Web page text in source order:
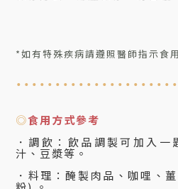
*如有特殊疾病請遵照醫師指示食
◎食用方式參考
．調飲 ： 飲品調製可加入一
汁、豆漿等 。
．料理 ：醃製肉品、咖哩、